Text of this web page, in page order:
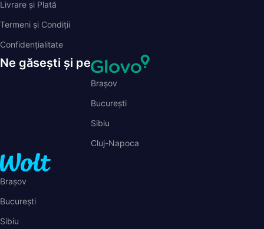
Termeni și Condiții
Confidențialitate
Ne găsești și pe
Brașov
București
Sibiu
Cluj-Napoca
Brașov
București
Sibiu